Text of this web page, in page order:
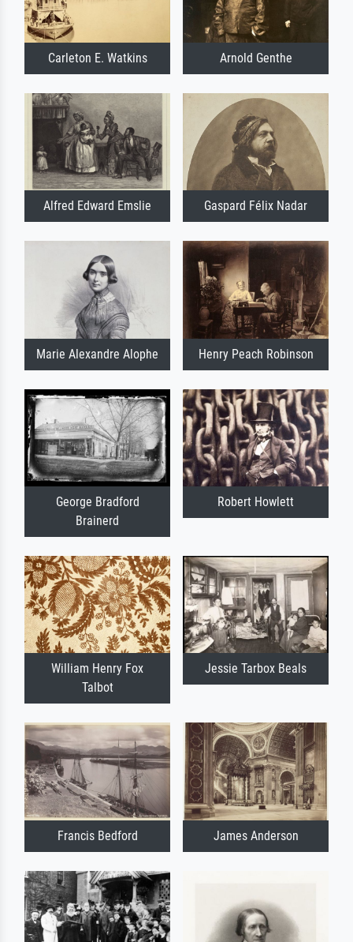
Carleton E. Watkins Arnold Genthe
Alfred Edward Emslie Gaspard Félix Nadar
Marie Alexandre Alophe Henry Peach Robinson
George Bradford
Brainerd
Robert Howlett
William Henry Fox
Talbot
Jessie Tarbox Beals
Francis Bedford James Anderson